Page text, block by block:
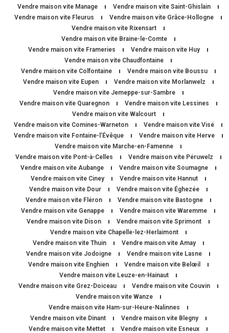
Vendre maison vite Manage
Vendre maison vite Saint-Ghislain
Vendre maison vite Fleurus
Vendre maison vite Grâce-Hollogne
Vendre maison vite Rixensart
Vendre maison vite Braine-le-Comte
Vendre maison vite Frameries
Vendre maison vite Huy
Vendre maison vite Chaudfontaine
Vendre maison vite Colfontaine
Vendre maison vite Boussu
Vendre maison vite Eupen
Vendre maison vite Morlanwelz
Vendre maison vite Jemeppe-sur-Sambre
Vendre maison vite Quaregnon
Vendre maison vite Lessines
Vendre maison vite Walcourt
Vendre maison vite Comines-Warneton
Vendre maison vite Visé
Vendre maison vite Fontaine-l’Évêque
Vendre maison vite Herve
Vendre maison vite Marche-en-Famenne
Vendre maison vite Pont-à-Celles
Vendre maison vite Péruwelz
Vendre maison vite Aubange
Vendre maison vite Soumagne
Vendre maison vite Ciney
Vendre maison vite Hannut
Vendre maison vite Dour
Vendre maison vite Éghezée
Vendre maison vite Fléron
Vendre maison vite Bastogne
Vendre maison vite Genappe
Vendre maison vite Waremme
Vendre maison vite Dison
Vendre maison vite Sprimont
Vendre maison vite Chapelle-lez-Herlaimont
Vendre maison vite Thuin
Vendre maison vite Amay
Vendre maison vite Jodoigne
Vendre maison vite Lasne
Vendre maison vite Enghien
Vendre maison vite Belœil
Vendre maison vite Leuze-en-Hainaut
Vendre maison vite Grez-Doiceau
Vendre maison vite Couvin
Vendre maison vite Wanze
Vendre maison vite Ham-sur-Heure-Nalinnes
Vendre maison vite Dinant
Vendre maison vite Blegny
Vendre maison vite Mettet
Vendre maison vite Esneux